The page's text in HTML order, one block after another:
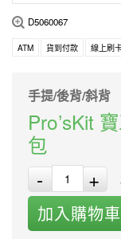
D5060067
ATM 貨到付款 線上刷
手提/後背/斜背
Pro’sKit
包
-
+
加入購物車